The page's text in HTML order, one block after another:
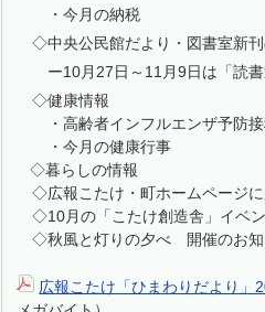
・今月の納税
◇中央公民館だより・図書室新
ー10月27日～11月9日は「読書
◇健康情報
・高齢者インフルエンザ予防接
・今月の健康行事
◇暮らしの情報
◇広報こたけ・町ホームページに
◇10月の「こたけ創造舎」イベ
◇秋風と灯りの夕べ 開催のお知
広報こたけ「ひまわりだより」